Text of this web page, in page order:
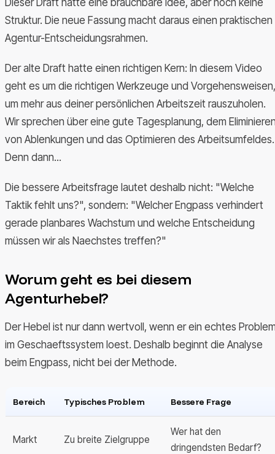
Struktur. Die neue Fassung macht daraus einen praktischen
Agentur-Entscheidungsrahmen.
Der alte Draft hatte einen richtigen Kern: In diesem Video
geht es um die richtigen Werkzeuge und Vorgehensweisen,
um mehr aus deiner persönlichen Arbeitszeit rauszuholen.
Wir sprechen über eine gute Tagesplanung, dem
von Ablenkungen und das Optimieren des Arbeitsumfeldes.
Denn dann...
Die bessere Arbeitsfrage lautet deshalb nicht: "Welche
Taktik fehlt uns?", sondern: "Welcher Engpass verhindert
gerade planbares Wachstum und welche Entscheidung
müssen wir als Naechstes treffen?"
Worum geht es bei diesem
Agenturhebel?
Der Hebel ist nur dann wertvoll, wenn er ein echtes
im Geschaeftssystem loest. Deshalb beginnt die Analyse
beim Engpass, nicht bei der Methode.
Bereich Typisches Problem Bessere Frage
Markt Zu breite Zielgruppe
Wer hat den
dringendsten Bedarf?